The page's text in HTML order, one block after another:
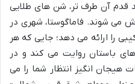
قدم آن طرف تر، شن های طلایی
می شوند. فاماگوستا، شهری در
را ارائه می دهد؛ جایی که هر
باستان روایت می کند و در
هیجان انگیز انتظار شما را می